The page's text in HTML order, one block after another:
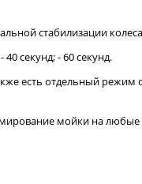
стабилизации
секунд; - 60 секунд.
есть отдельный режим
мойки на